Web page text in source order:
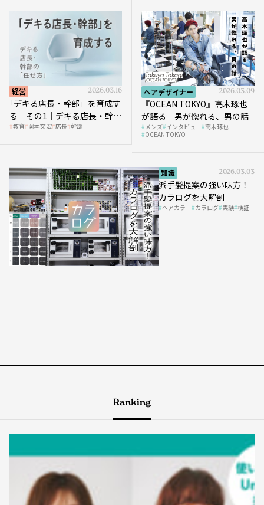
経営 2026.03.16
｢デキる店長・幹部」を育成す
る その1｜デキる店長・幹部
の「任せ方」
教育 岡本文宏 店長 幹部
ヘアデザイナー 2026.03.09
『OCEAN TOKYO』高木琢也
が語る 男が惚れる、男の話
メンズ インタビュー 高木琢也
OCEAN TOKYO
知識 2026.03.03
派手髪提案の強い味方！
カラログを大解剖
ヘアカラー カラログ 実験 検証
Ranking